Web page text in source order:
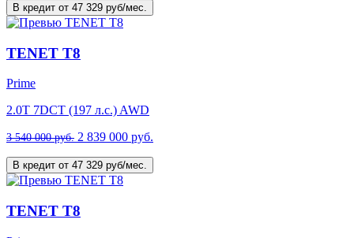
В кредит от 47 329 руб/мес.
TENET T8
Prime
2.0T 7DCT (197 л.с.) AWD
3 540 000 руб. 2 839 000 руб.
В кредит от 47 329 руб/мес.
TENET T8